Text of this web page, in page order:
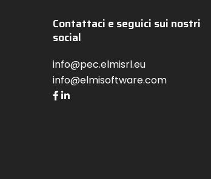
Contattaci e seguici sui nostri
social
info@pec.elmisrl.eu
info@elmisoftware.com